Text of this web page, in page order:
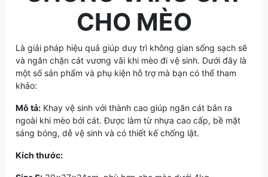
CHO MÈO
Là giải pháp hiệu quả giúp duy trì không gian sống sạch sẽ
và ngăn chặn cát vương vãi khi mèo đi vệ sinh. Dưới đây là
một số sản phẩm và phụ kiện hỗ trợ mà bạn có thể tham
khảo:
Mô tả: Khay vệ sinh với thành cao giúp ngăn cát bắn ra
ngoài khi mèo bới cát. Được làm từ nhựa cao cấp, bề mặt
sáng bóng, dễ vệ sinh và có thiết kế chống lật.
Kích thước: